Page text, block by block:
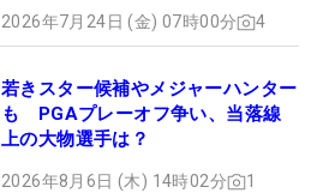
2026年7月24日 (金) 07時00分 4
若きスター候補やメジャーハンター
も PGAプレーオフ争い、当落線
上の大物選手は？
2026年8月6日 (木) 14時02分 1